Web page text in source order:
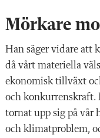
Mörkare
Han säger vidare att
då vårt materiella
ekonomisk tillväxt
och konkurrenskraft.
tornat upp sig på vår
och klimatproblem,